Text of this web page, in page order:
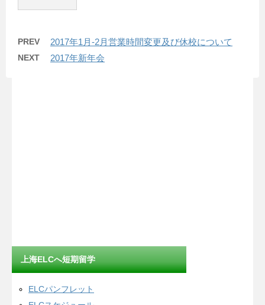
PREV 2017年1月-2月営業時間変更及び休校について
NEXT 2017年新年会
上海ELCへ短期留学
ELCパンフレット